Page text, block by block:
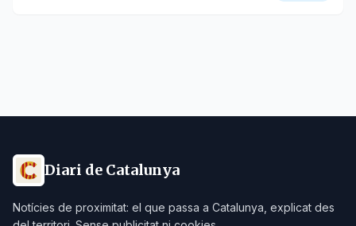
Diari de Catalunya
Notícies de proximitat: el que passa a Catalunya, explicat des